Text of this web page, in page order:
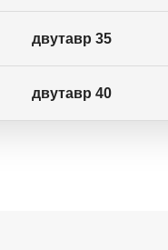
двутавр 35
двутавр 40